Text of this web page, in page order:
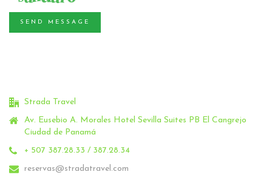
SEND MESSAGE
Strada Travel
Av. Eusebio A. Morales Hotel Sevilla Suites PB El Cangrejo
Ciudad de Panamá
+ 507 387.28.33 / 387.28.34
reservas@stradatravel.com